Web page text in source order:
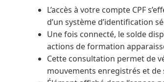
L’accès à votre compte CPF
d’un système d’identification
Une fois connecté, le solde
actions de formation
Cette consultation permet de
mouvements enregistrés et de